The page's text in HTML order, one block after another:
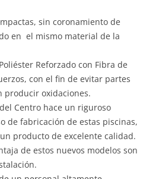
sin coronamiento de
en el mismo material de la
Reforzado con Fibra de
con el fin de evitar partes
producir oxidaciones.
Centro hace un riguroso
de fabricación de estas piscinas,
producto de excelente calidad.
de estos nuevos modelos son